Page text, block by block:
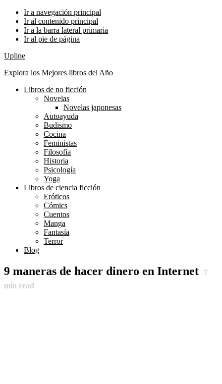
Ir a navegación principal
Ir al contenido principal
Ir a la barra lateral primaria
Ir al pie de página
Upline
Explora los Mejores libros del Año
Libros de no ficción
Novelas
Novelas japonesas
Autoayuda
Budismo
Cocina
Feministas
Filosofía
Historia
Psicología
Yoga
Libros de ciencia ficción
Eróticos
Cómics
Cuentos
Manga
Fantasía
Terror
Blog
9 maneras de hacer dinero en Internet
7
min read